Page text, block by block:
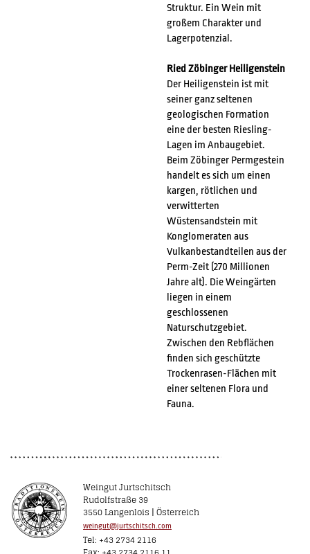
Struktur. Ein Wein mit
großem Charakter und
Lagerpotenzial.
Ried Zöbinger Heiligenstein
Der Heiligenstein ist mit
seiner ganz seltenen
geologischen Formation
eine der besten Riesling-
Lagen im Anbaugebiet.
Beim Zöbinger Permgestein
handelt es sich um einen
kargen, rötlichen und
verwitterten
Wüstensandstein mit
Konglomeraten aus
Vulkanbestandteilen aus der
Perm-Zeit (270 Millionen
Jahre alt). Die Weingärten
liegen in einem
geschlossenen
Naturschutzgebiet.
Zwischen den Rebflächen
finden sich geschützte
Trockenrasen-Flächen mit
einer seltenen Flora und
Fauna.
Weingut Jurtschitsch
Rudolfstraße 39
3550 Langenlois | Österreich
weingut@jurtschitsch.com
Tel: +43 2734 2116